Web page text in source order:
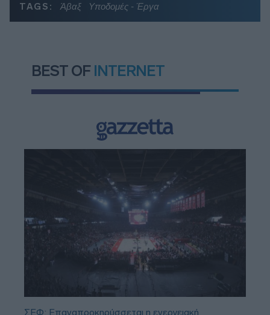
TAGS: Άβαξ Υποδομές - Έργα
BEST OF INTERNET
ΣΕΦ: Επαναπροκηρύσσεται η ενεργειακή